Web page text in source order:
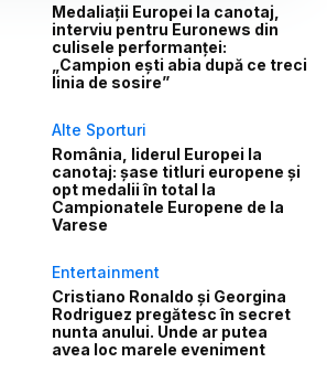
Medaliații Europei la canotaj,
interviu pentru Euronews din
culisele performanței:
„Campion ești abia după ce treci
linia de sosire”
Alte Sporturi
România, liderul Europei la
canotaj: șase titluri europene și
opt medalii în total la
Campionatele Europene de la
Varese
Entertainment
Cristiano Ronaldo și Georgina
Rodriguez pregătesc în secret
nunta anului. Unde ar putea
avea loc marele eveniment